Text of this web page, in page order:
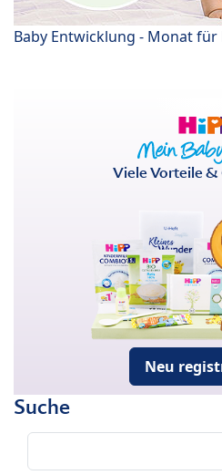
Baby Entwicklung - Monat
Viele Vorteile &
Neu
Suche